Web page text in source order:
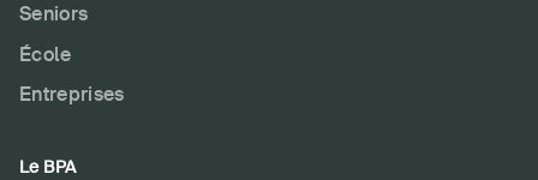
Seniors
École
Entreprises
Le BPA